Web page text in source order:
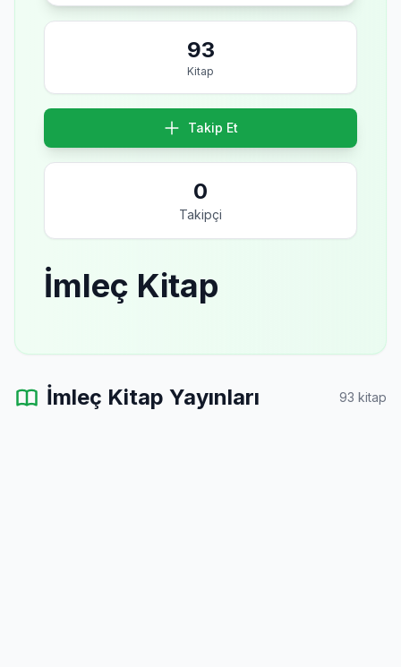
93
Kitap
Takip Et
0
Takipçi
İmleç Kitap
İmleç Kitap Yayınları 93 kitap